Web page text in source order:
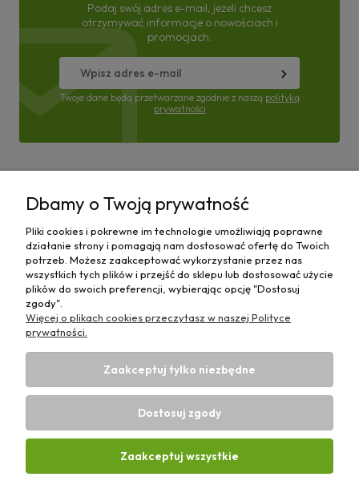
Podaj swój adres e-mail, jeżeli chcesz
otrzymywać informacje o nowościach i
promocjach.
Twoje dane będą przetwarzane zgodnie z naszą polityką
prywatności
Moje konto
Płatności i dostawa
Informacje
O nas
Sklep rolniczy z częściami do maszyn E-ciągnik |
731 424 460| NIP: 5562573838 | REGON:
341257433
Dbamy o Twoją prywatność
Pliki cookies i pokrewne im technologie umożliwiają poprawne
działanie strony i pomagają nam dostosować ofertę do Twoich
potrzeb. Możesz zaakceptować wykorzystanie przez nas
wszystkich tych plików i przejść do sklepu lub dostosować użycie
plików do swoich preferencji, wybierając opcję "Dostosuj
zgody".
Więcej o plikach cookies przeczytasz w naszej Polityce
prywatności.
Zaakceptuj tylko niezbędne
Dostosuj zgody
Zaakceptuj wszystkie